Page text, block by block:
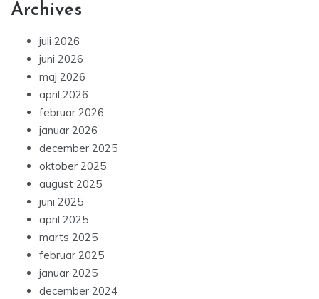
Archives
juli 2026
juni 2026
maj 2026
april 2026
februar 2026
januar 2026
december 2025
oktober 2025
august 2025
juni 2025
april 2025
marts 2025
februar 2025
januar 2025
december 2024